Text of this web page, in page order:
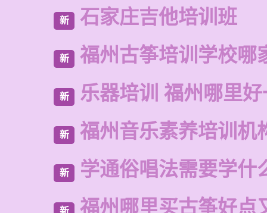
新 石家庄吉他培训班
新 福州古筝培训学校哪
新 乐器培训 福州哪里
新 福州音乐素养培训机
新 学通俗唱法需要学什
新 福州哪里买古筝好点